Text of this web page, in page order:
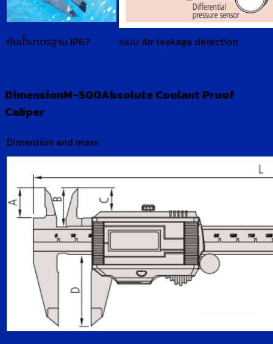
กันน้ำมาตรฐาน IP67 ระบบ Air leakage detection
DimensionM-500Absolute Coolant Proof
Caliper
Dimention and mass